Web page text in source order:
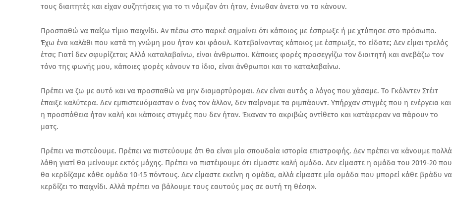
τους διαιτητές και είχαν συζητήσεις για το τι νόμιζαν ότι ήταν, ένιωθαν άνετα να το κάνουν.
Προσπαθώ να παίζω τίμιο παιχνίδι. Αν πέσω στο παρκέ σημαίνει ότι κάποιος με έσπρωξε ή με χτύπησε στο πρόσωπο.
Έχω ένα καλάθι που κατά τη γνώμη μου ήταν και φάουλ. Κατεβαίνοντας κάποιος με έσπρωξε, το είδατε; Δεν είμαι τρελός
έτσι; Γιατί δεν σφυρίζεται; Αλλά καταλαβαίνω, είναι άνθρωποι. Κάποιες φορές προσεγγίζω τον διαιτητή και ανεβάζω τον
τόνο της φωνής μου, κάποιες φορές κάνουν το ίδιο, είναι άνθρωποι και το καταλαβαίνω.
Πρέπει να ζω με αυτό και να προσπαθώ να μην διαμαρτύρομαι. Δεν είναι αυτός ο λόγος που χάσαμε. Το Γκόλντεν Στέιτ
έπαιξε καλύτερα. Δεν εμπιστευόμασταν ο ένας τον άλλον, δεν παίρναμε τα ριμπάουντ. Υπήρχαν στιγμές που η ενέργεια και
η προσπάθεια ήταν καλή και κάποιες στιγμές που δεν ήταν. Έκαναν το ακριβώς αντίθετο και κατάφεραν να πάρουν το
ματς.
Πρέπει να πιστεύουμε. Πρέπει να πιστεύουμε ότι θα είναι μία σπουδαία ιστορία επιστροφής. Δεν πρέπει να κάνουμε πολλά
λάθη γιατί θα μείνουμε εκτός μάχης. Πρέπει να πιστέψουμε ότι είμαστε καλή ομάδα. Δεν είμαστε η ομάδα του 2019-20 που
θα κερδίζαμε κάθε ομάδα 10-15 πόντους. Δεν είμαστε εκείνη η ομάδα, αλλά είμαστε μία ομάδα που μπορεί κάθε βράδυ να
κερδίζει το παιχνίδι. Αλλά πρέπει να βάλουμε τους εαυτούς μας σε αυτή τη θέση».